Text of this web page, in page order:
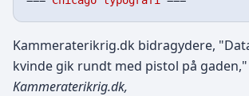
Kammeraterikrig.dk bidragydere,
kvinde gik rundt med pistol på gaden,"
Kammeraterikrig.dk,